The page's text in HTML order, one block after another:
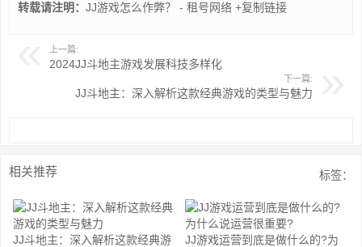
转载请注明： JJ游戏怎么作弊？ - 租号网络 +复制链接
上一篇:
2024JJ斗地主游戏发展科技多样化
下一篇:
JJ斗地主：深入解析这款经典游戏的类型与魅力
相关推荐 标签：
JJ斗地主：深入解析这款经典游
JJ游戏运营到底是做什么的?为